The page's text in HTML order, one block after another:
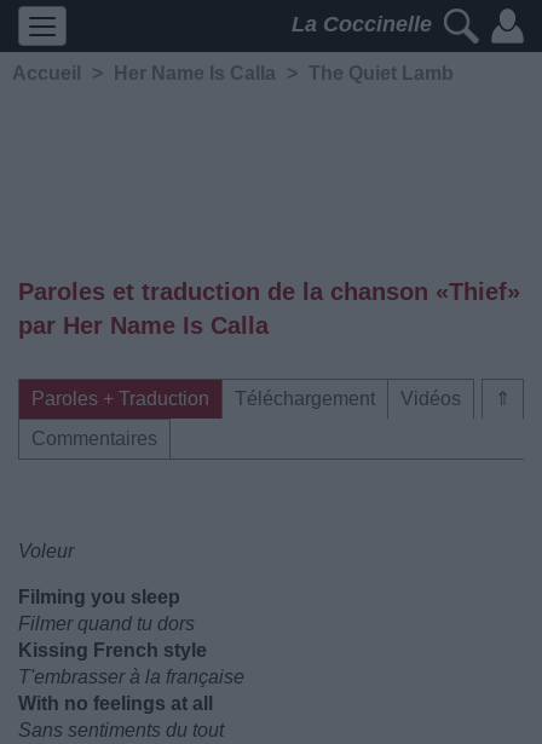
La Coccinelle
Accueil > Her Name Is Calla > The Quiet Lamb
Paroles et traduction de la chanson «Thief»
par Her Name Is Calla
⇑
Paroles + Traduction Téléchargement
Vidéos
Commentaires
Voleur
Filming you sleep
Filmer quand tu dors
Kissing French style
T'embrasser à la française
With no feelings at all
Sans sentiments du tout